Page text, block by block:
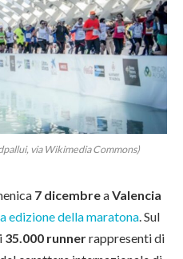
via Wikimedia Commons)
7 dicembreaValencia
edizione della maratona. Sul
35.000 runnerrappresenti di